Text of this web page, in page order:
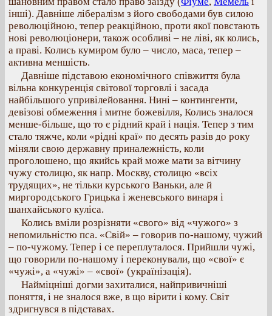
інші). Давніше лібералізм з його свободами був силою
революційною, тепер реакційною, проти якої повстають
нові революціонери, також особливі – не ліві, як колись,
а праві. Колись кумиром було – число, маса, тепер –
активна меншість.
Давніше підставою економічного співжиття була
вільна конкуренція світової торговлі і засада
найбільшого упривілейовання. Нині – контингенти,
девізові обмеження і митне божевілля, Колись зналося
менше-більше, що то є рідний край і нація. Тепер з тим
стало тяжче, коли «рідні краї» по десять разів до року
міняли свою державну приналежність, коли
проголошено, що якийсь край може мати за вітчину
чужу столицю, як напр. Москву, столицю «всіх
трудящих», не тільки курського Ваньки, але й
миргородського Грицька і женевського винаря і
шанхайського куліса.
Колись вміли розрізняти «свого» від «чужого» з
непомильністю пса. «Свій» – говорив по-нашому, чужий
– по-чужому. Тепер і се переплуталося. Прийшли чужі,
що говорили по-нашому і переконували, що «свої» є
«чужі», а «чужі» – «свої» (українізація).
Найміцніші догми захиталися, найпривичніші
поняття, і не зналося вже, в що вірити і кому. Світ
здригнувся в підставах.